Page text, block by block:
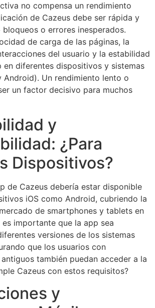
no compensa un rendimiento
de Cazeus debe ser rápida y
o errores inesperados.
de carga de las páginas, la
del usuario y la estabilidad
en diferentes dispositivos y sistemas
Android). Un rendimiento lento o
un factor decisivo para muchos
y
¿Para
Dispositivos?
de Cazeus debería estar disponible
iOS como Android, cubriendo la
de smartphones y tablets en
es importante que la app sea
versiones de los sistemas
que los usuarios con
también puedan acceder a la
Cazeus con estos requisitos?
y